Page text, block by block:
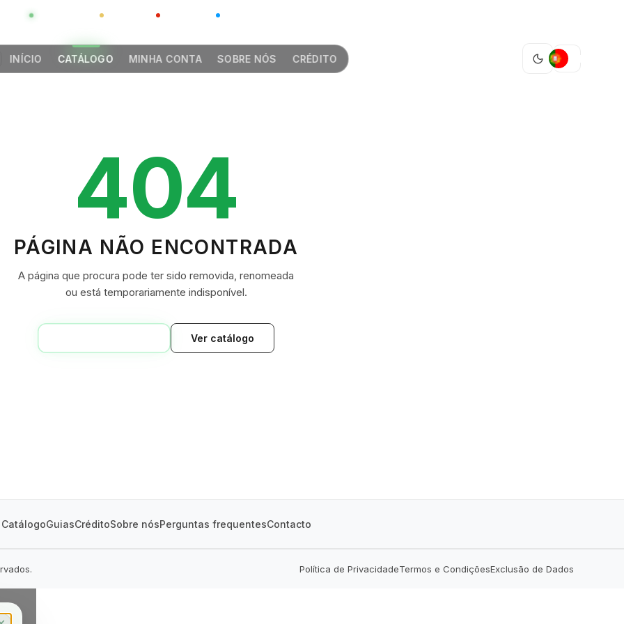
GLOBAL CHINA
INÍCIO CATÁLOGO MINHA CONTA SOBRE NÓS CRÉDITO
GREEN VILLAGE
404
PÁGINA NÃO ENCONTRADA
A página que procura pode ter sido removida, renomeada
ou está temporariamente indisponível.
Ver catálogo
CatálogoGuiasCréditoSobre nósPerguntas frequentesContacto
Política de PrivacidadeTermos e CondiçõesExclusão de Dados